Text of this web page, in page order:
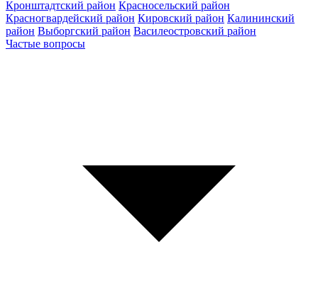
Кронштадтский район Красносельский район
Красногвардейский район Кировский район Калининский
район Выборгский район Василеостровский район
Частые вопросы